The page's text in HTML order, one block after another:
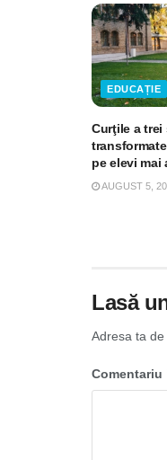
EDUCAȚIE
Curţile a trei
pe elevi mai
AUGUST 5,
Lasă
Adresa ta de
Comentariu